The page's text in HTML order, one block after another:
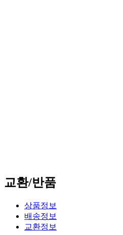
교환/반품
상품정보
배송정보
교환정보